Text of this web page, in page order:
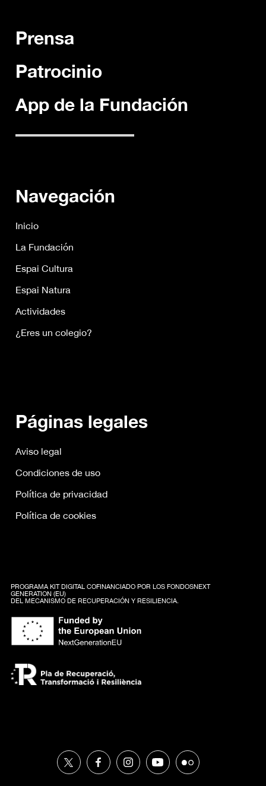
Navegación
Inicio
La Fundación
Espai Cultura
Espai Natura
Actividades
¿Eres un colegio?
Páginas legales
Aviso legal
Condiciones de uso
Política de privacidad
Política de cookies
Prensa
Patrocinio
App de la Fundación
PROGRAMA KIT DIGITAL COFINANCIADO POR LOS FONDOSNEXT
GENERATION (EU)
DEL MECANISMO DE RECUPERACIÓN Y RESILIENCIA.